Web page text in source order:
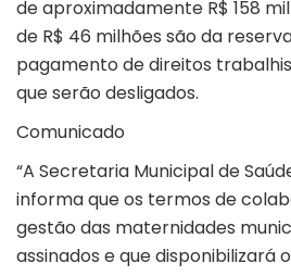
de aproximadamente R$ 158
de R$ 46 milhões são da
pagamento de direitos
que serão desligados.
Comunicado
“A Secretaria Municipal de
informa que os termos de
gestão das maternidades
assinados e que disponibilizará